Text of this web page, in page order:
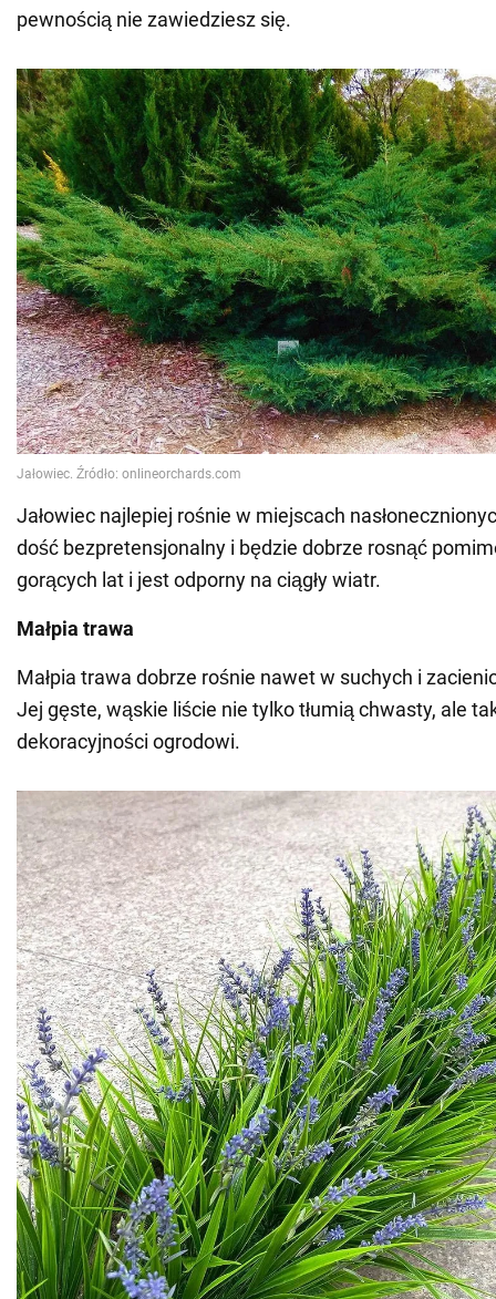
pewnością nie zawiedziesz się.
Jałowiec najlepiej rośnie w miejscach
dość bezpretensjonalny i będzie dobrze rosnąć
gorących lat i jest odporny na ciągły wiatr.
Małpia trawa
Małpia trawa dobrze rośnie nawet w suchych i
Jej gęste, wąskie liście nie tylko tłumią chwasty, ale
dekoracyjności ogrodowi.